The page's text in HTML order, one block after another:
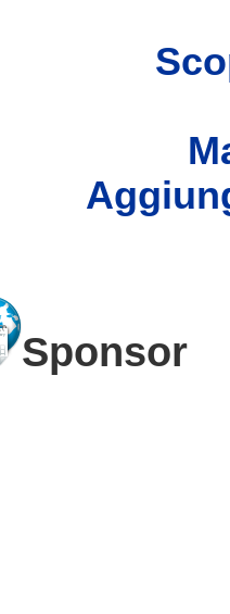
Sponsor